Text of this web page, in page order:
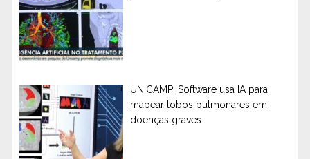
UNICAMP: Software usa IA para
mapear lobos pulmonares em
doenças graves